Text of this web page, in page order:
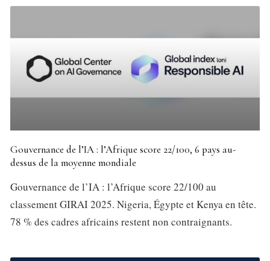
Gouvernance de l’IA : l’Afrique score 22/100, 6 pays au-
dessus de la moyenne mondiale
Gouvernance de l’IA : l’Afrique score 22/100 au
classement GIRAI 2025. Nigeria, Égypte et Kenya en tête.
78 % des cadres africains restent non contraignants.